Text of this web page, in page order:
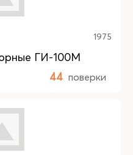
1975
ГИ-100М
44 поверки